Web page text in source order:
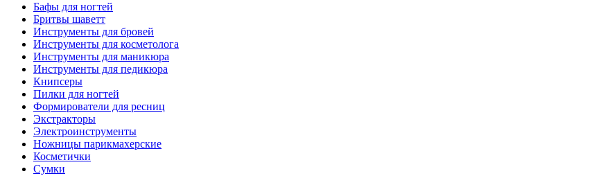
Бафы для ногтей
Бритвы шаветт
Инструменты для бровей
Инструменты для косметолога
Инструменты для маникюра
Инструменты для педикюра
Книпсеры
Пилки для ногтей
Формирователи для ресниц
Экстракторы
Электроинструменты
Ножницы парикмахерские
Косметички
Сумки